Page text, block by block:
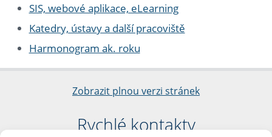
SIS, webové aplikace, eLearning
Katedry, ústavy a další pracoviště
Harmonogram ak. roku
Zobrazit plnou verzi stránek
Rychlé kontakty